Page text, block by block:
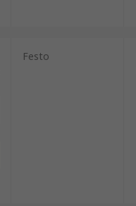
Festo